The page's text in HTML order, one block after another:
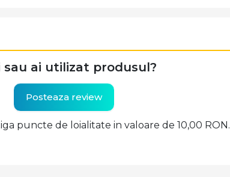
sau ai utilizat produsul?
Posteaza review
puncte de loialitate in valoare de 10,00 RON.